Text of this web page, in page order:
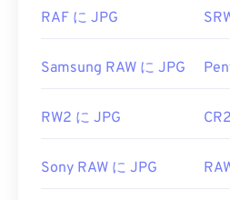
を変更するには、
画像リサイ
開発者: Joint Photographic
関連するJPGツール:
RAF に JPG
Samsung RAW に JPG
RW2 に JPG
Sony RAW に JPG